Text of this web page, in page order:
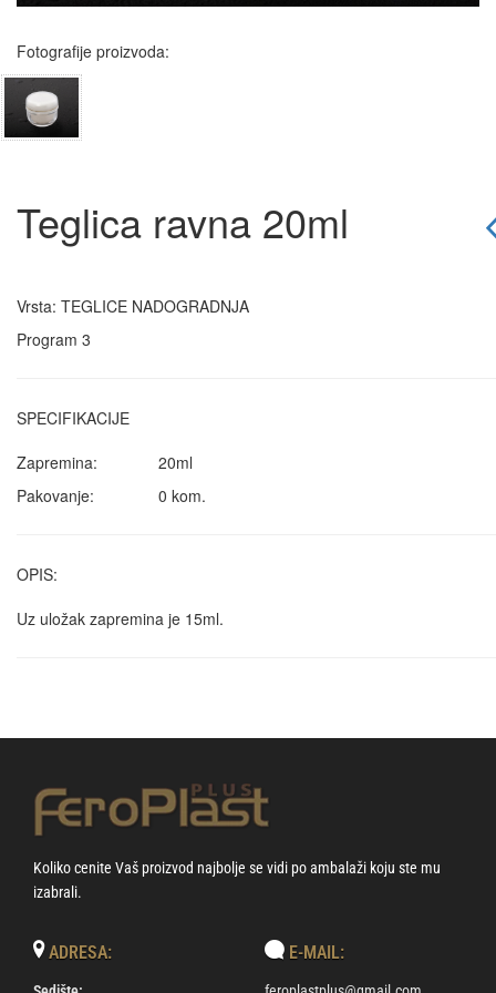
Fotografije proizvoda:
Teglica ravna 20ml
Vrsta: TEGLICE NADOGRADNJA
Program 3
SPECIFIKACIJE
Zapremina:
20ml
Pakovanje:
0 kom.
OPIS:
Uz uložak zapremina je 15ml.
Koliko cenite Vaš proizvod najbolje se vidi po ambalaži koju ste mu
izabrali.
ADRESA: E-MAIL: